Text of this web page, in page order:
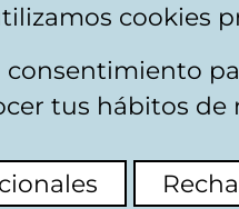
de cookies Mapa web
cookies
consentimiento
tus hábitos de